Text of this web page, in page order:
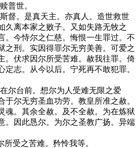
普世。
督。是真天主。亦真人。造世救世
久离本家之败子。又如失路无牧之
。今恃尔之仁慈。悔恨一生罪过。不
之刑。实因得罪尔无穷美善。可爱之
。伏求因尔所受苦难。赦我往罪。倚
定志。从今以后。宁死再不敢犯罪。
尔台前。想尔为人受难无限之爱
于尔无穷圣血功劳。教皇所准之赦。
魂。其余全赦。及不全赦。为在炼狱
。因此恳尔。为尔之圣教广扬。异端
受之苦难。矜怜我等。